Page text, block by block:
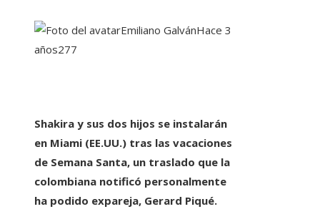
Emiliano GalvánHace 3
años277
Shakira y sus dos hijos se instalarán
en Miami (EE.UU.) tras las vacaciones
de Semana Santa, un traslado que la
colombiana notificó personalmente
ha podido expareja, Gerard Piqué.